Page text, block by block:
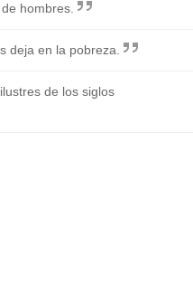
hombres.
deja en la pobreza.
de los siglos